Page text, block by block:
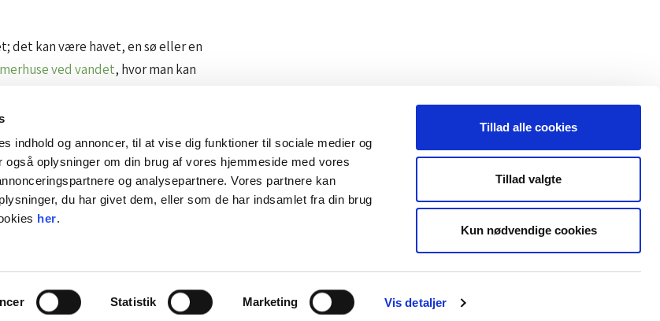
indhold og annoncer, til at vise dig funktioner til sociale medier og
oplysninger om din brug af vores hjemmeside med vores
og analysepartnere. Vores partnere kan
du har givet dem, eller som de har indsamlet fra din brug
her.
Statistik Marketing Vis detaljer
Tillad alle cookies
Tillad valgte
Kun nødvendige cookies
det kan være havet, en sø eller en
ved vandet, hvor man kan
kan du finde flere luksus-
og venner samt luksuriøse
både eventyr og afslapning er i
de ønsker.
bare et sted at